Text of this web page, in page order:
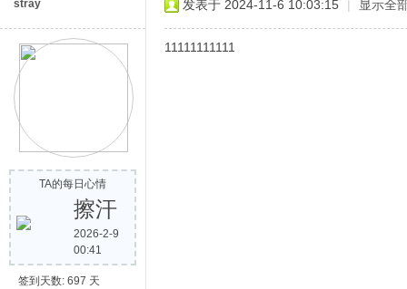
stray
TA的每日心情
擦汗
2026-2-9
00:41
签到天数: 697 天
发表于 2024-11-6 10:03:15 | 显示全
11111111111